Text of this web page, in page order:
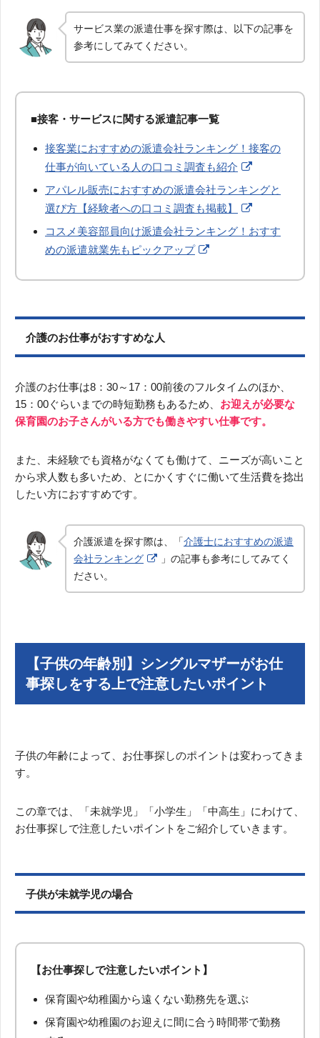
サービス業の派遣仕事を探す際は、以下の記事を
参考にしてみてください。
■接客・サービスに関する派遣記事一覧
接客業におすすめの派遣会社ランキング！接客の
仕事が向いている人の口コミ調査も紹介
アパレル販売におすすめの派遣会社ランキングと
選び方【経験者への口コミ調査も掲載】
コスメ美容部員向け派遣会社ランキング！おすす
めの派遣就業先もピックアップ
介護のお仕事がおすすめな人
介護のお仕事は8：30～17：00前後のフルタイムのほか、
15：00ぐらいまでの時短勤務もあるため、 お迎えが必要な
保育園のお子さんがいる方でも働きやすい仕事です。
また、未経験でも資格がなくても働けて、ニーズが高いこと
から求人数も多いため、とにかくすぐに働いて生活費を捻出
したい方におすすめです。
介護派遣を探す際は、「介護士におすすめの派遣
会社ランキング
」の記事も参考にしてみてく
ださい。
【子供の年齢別】シングルマザーがお仕
事探しをする上で注意したいポイント
子供の年齢によって、お仕事探しのポイントは変わってきま
す。
この章では、「未就学児」「小学生」「中高生」にわけて、
お仕事探しで注意したいポイントをご紹介していきます。
子供が未就学児の場合
【お仕事探しで注意したいポイント】
保育園や幼稚園から遠くない勤務先を選ぶ
保育園や幼稚園のお迎えに間に合う時間帯で勤務